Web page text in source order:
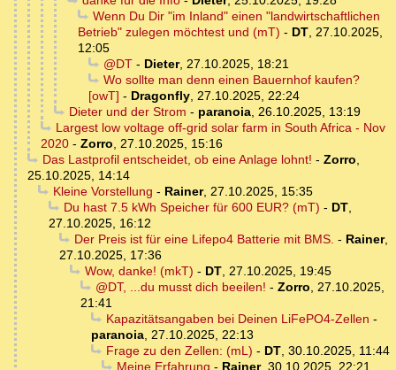
Wenn Du Dir "im Inland" einen "landwirtschaftlichen
Betrieb" zulegen möchtest und (mT) - DT 27.10.2025,
12:05
@DT- Dieter, 27.10.2025, 18:21
Wo sollte man denn einen Bauernhof kaufen?
[owT] - Dragonfly 27.10.2025, 22:24
Dieter und der Strom - paranoia, 26.10.2025, 13:19
Largest low voltage off-grid solar farm in South Africa - Nov
2020 - Zorro
27.10.2025, 15:16
Das Lastprofil entscheidet, ob eine Anlage lohnt! - Zorro
25.10.2025, 14:14
Kleine Vorstellung - Rainer, 27.10.2025, 15:35
Du hast 7.5 kWh Speicher für 600 EUR? (mT) - DT,
27.10.2025, 16:12
Der Preis ist für eine Lifepo4 Batterie mit BMS. - Rainer,
27.10.2025, 17:36
Wow, danke! (mkT) - DT, 27.10.2025, 19:45
@DT, ...du musst dich beeilen! - Zorro
27.10.2025,
21:41
Kapazitätsangaben bei Deinen LiFePO4-Zellen -
paranoia 27.10.2025, 22:13
Frage zu den Zellen: (mL) - DT, 30.10.2025, 11:44
Meine Erfahrung - Rainer, 30.10.2025, 22:21